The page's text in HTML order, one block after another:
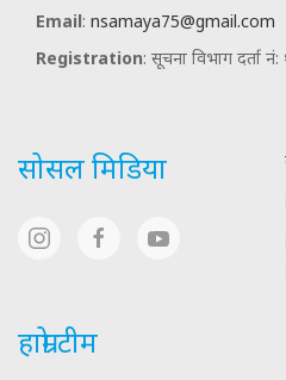
Email: nsamaya75@gmail.com
Registration: सूचना विभाग दर्ता
सोसल मिडिया
हाम्रो टीम